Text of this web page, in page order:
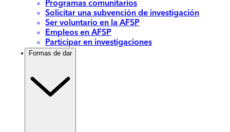
Programas comunitarios
Solicitar una subvención de investigación
Ser voluntario en la AFSP
Empleos en AFSP
Participar en investigaciones
Formas de dar